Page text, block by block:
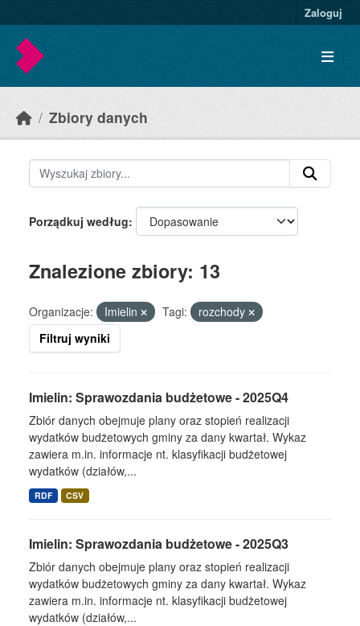
Zaloguj
Zbiory danych
Porządkuj według
Znalezione zbiory: 13
Organizacje: Imielin Tagi:
rozchody
Filtruj wyniki
Imielin: Sprawozdania budżetowe - 2025Q4
Zbiór danych obejmuje plany oraz stopień realizacji
wydatków budżetowych gminy za dany kwartał. Wykaz
zawiera m.in. informacje nt. klasyfikacji budżetowej
wydatków (działów,...
RDF CSV
Imielin: Sprawozdania budżetowe - 2025Q3
Zbiór danych obejmuje plany oraz stopień realizacji
wydatków budżetowych gminy za dany kwartał. Wykaz
zawiera m.in. informacje nt. klasyfikacji budżetowej
wydatków (działów,...